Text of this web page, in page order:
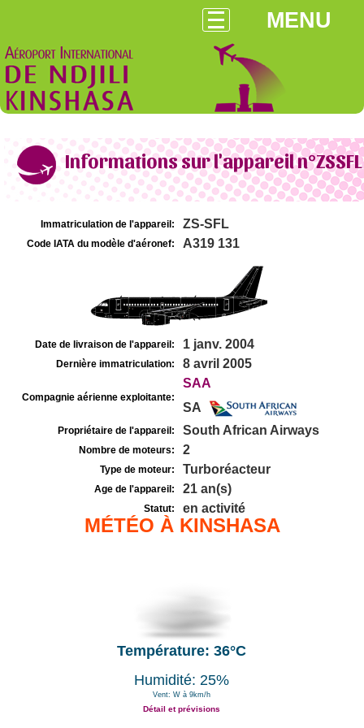
MENU
Informations sur l'appareil n°ZSSFL
Immatriculation de l'appareil: ZS-SFL
Code IATA du modèle d'aéronef: A319 131
Date de livraison de l'appareil: 1 janv. 2004
Dernière immatriculation: 8 avril 2005
Compagnie aérienne exploitante:
SAA
SA
Propriétaire de l'appareil: South African Airways
Nombre de moteurs: 2
Type de moteur: Turboréacteur
Age de l'appareil: 21 an(s)
Statut: en activité
MÉTÉO À KINSHASA
Température: 36°C
Humidité: 25%
Vent: W à 9km/h
Détail et prévisions